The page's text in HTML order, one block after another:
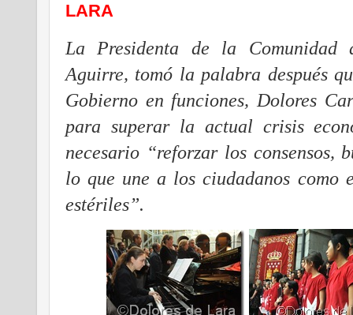
LARA
La Presidenta de la Comunidad
Aguirre, tomó la palabra después
Gobierno en funciones, Dolores
para superar la actual crisis
necesario “reforzar los consensos,
lo que une a los ciudadanos como
estériles”.